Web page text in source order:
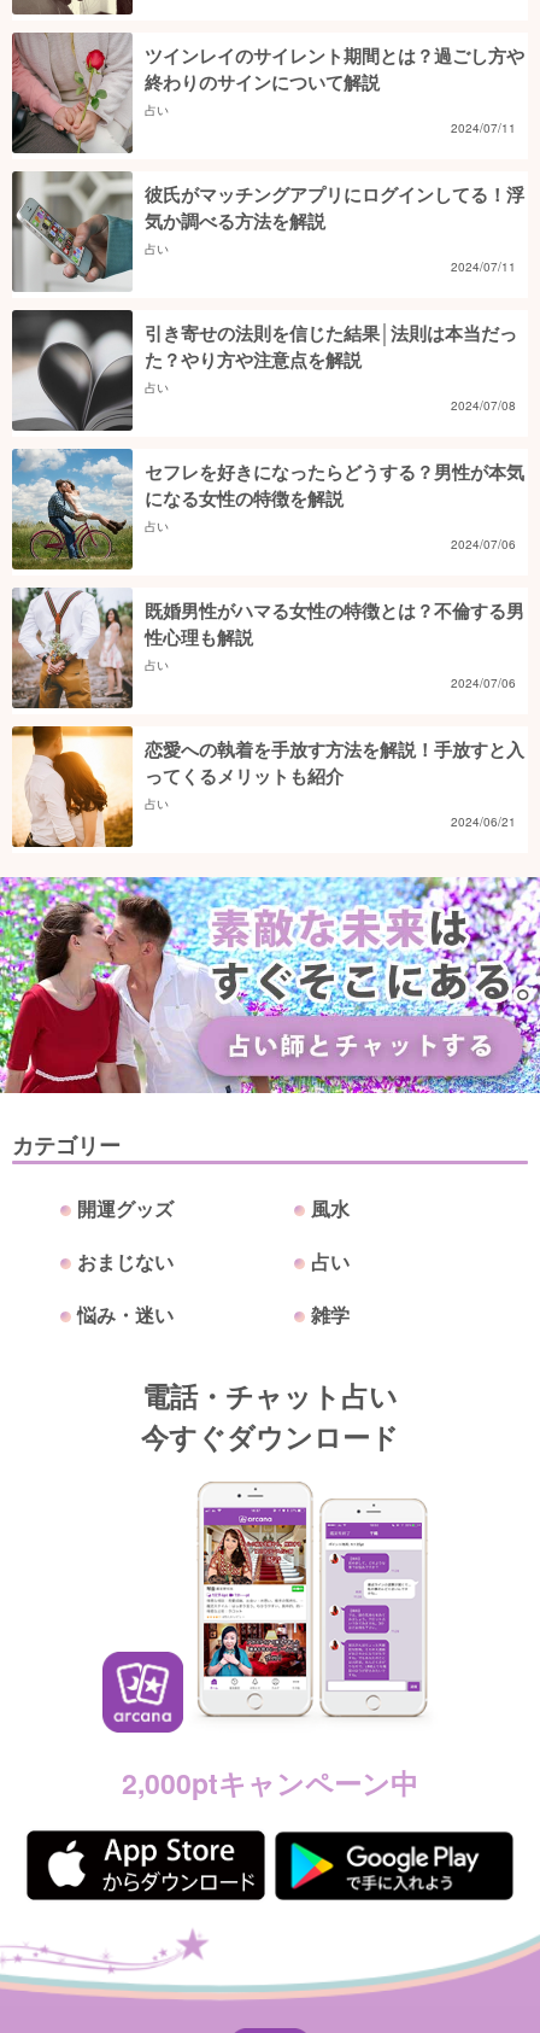
ツインレイのサイレント期間とは？過ごし方や
終わりのサインについて解説
占い
2024/07/11
彼氏がマッチングアプリにログインしてる！浮
気か調べる方法を解説
占い
2024/07/11
引き寄せの法則を信じた結果│法則は本当だっ
た？やり方や注意点を解説
占い
2024/07/08
セフレを好きになったらどうする？男性が本気
になる女性の特徴を解説
占い
2024/07/06
既婚男性がハマる女性の特徴とは？不倫する男
性心理も解説
占い
2024/07/06
恋愛への執着を手放す方法を解説！手放すと入
ってくるメリットも紹介
占い
2024/06/21
カテゴリー
開運グッズ
風水
おまじない
占い
悩み・迷い
雑学
電話・チャット占い
今すぐダウンロード
2,000ptキャンペーン中